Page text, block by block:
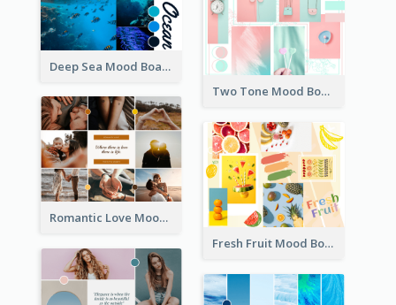
Deep Sea Mood Board
Two Tone Mood Board
Romantic Love Mood Board
Fresh Fruit Mood Board